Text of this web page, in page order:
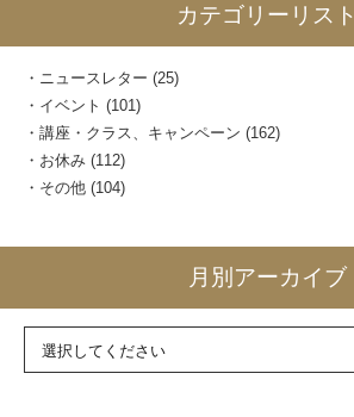
カテゴリーリスト
ニュースレター (25)
イベント (101)
講座・クラス、キャンペーン (162)
お休み (112)
その他 (104)
月別アーカイブ